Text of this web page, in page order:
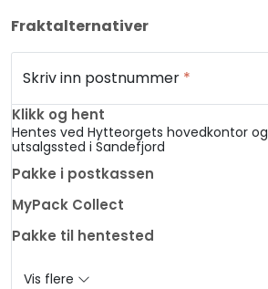
Fraktalternativer
Skriv inn postnummer *
Klikk og hent
Hentes ved Hytteorgets hovedkontor og
utsalgssted i Sandefjord
Pakke i postkassen
MyPack Collect
Pakke til hentested
Vis flere